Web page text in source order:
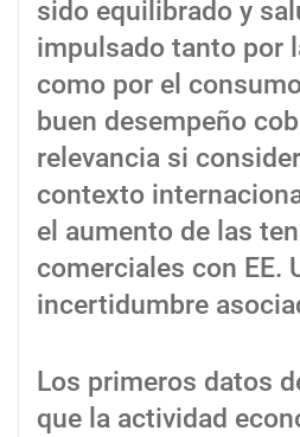
sido equilibrado y
impulsado tanto por
como por el
buen desempeño
relevancia si
contexto
el aumento de las
comerciales con EE.
incertidumbre
Los primeros datos
que la actividad